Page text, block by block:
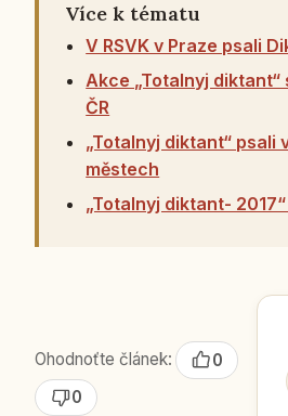
Více k tématu
V RSVK v Praze psali
Akce „Totalnyj
ČR
„Totalnyj diktant“ psali
městech
„Totalnyj diktant-
Ohodnoťte článek:
0
0